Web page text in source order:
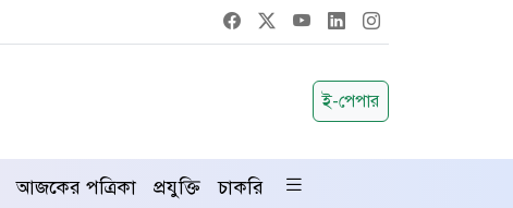
ই-পেপার
আজকের পত্রিকা প্রযুক্তি চাকরি